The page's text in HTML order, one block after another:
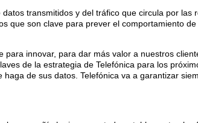
transmitidos y del tráfico que circula por las
que son clave para prever el comportamiento
innovar, para dar más valor a nuestros
de la estrategia de Telefónica para los
de sus datos. Telefónica va a garantizar